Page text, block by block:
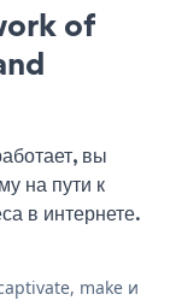
of
вы
на пути к
в интернете.
make и